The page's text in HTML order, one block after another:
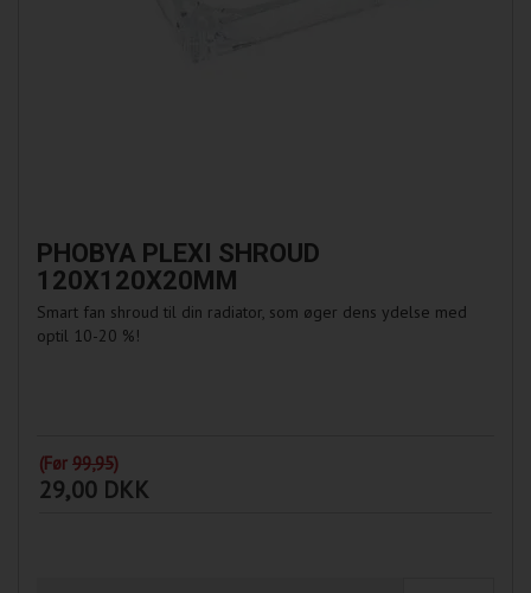
PHOBYA PLEXI SHROUD
120X120X20MM
Smart fan shroud til din radiator, som øger dens ydelse med
optil 10-20 %!
(Før 99,95)
29,00 DKK